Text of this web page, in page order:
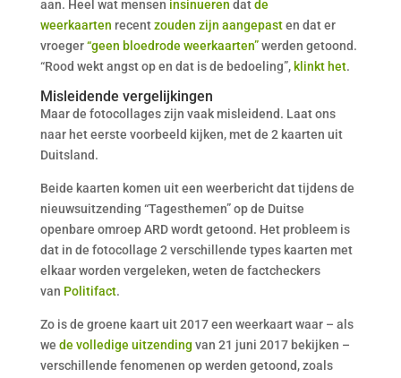
aan. Heel wat mensen insinueren datde
weerkaarten recentzouden zijn aangepasten dat er
vroeger“geen bloedrode weerkaarten”werden getoond.
“Rood wekt angst op en dat is de bedoeling”, klinkt het.
Misleidende vergelijkingen
Maar de fotocollages zijn vaak misleidend. Laat ons
naar het eerste voorbeeld kijken, met de 2 kaarten uit
Duitsland.
Beide kaarten komen uit een weerbericht dat tijdens de
nieuwsuitzending “Tagesthemen” op de Duitse
openbare omroep ARD wordt getoond. Het probleem is
dat in de fotocollage 2 verschillende types kaarten met
elkaar worden vergeleken, weten de factcheckers
van Politifact.
Zo is de groene kaart uit 2017 een weerkaart waar – als
we de volledige uitzending van 21 juni 2017 bekijken –
verschillende fenomenen op werden getoond, zoals